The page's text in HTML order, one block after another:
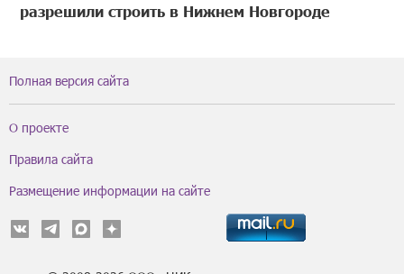
разрешили строить в Нижнем Новгороде
Полная версия сайта
О проекте
Правила сайта
Размещение информации на сайте